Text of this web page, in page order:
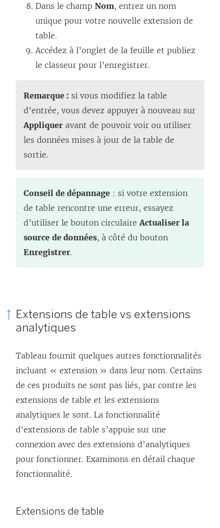
Dans le champ Nom, entrez un nom
unique pour votre nouvelle extension de
table.
Accédez à l’onglet de la feuille et publiez
le classeur pour l’enregistrer.
Remarque : si vous modifiez la table
d’entrée, vous devez appuyer à nouveau sur
Appliquer avant de pouvoir voir ou utiliser
les données mises à jour de la table de
sortie.
Conseil de dépannage : si votre extension
de table rencontre une erreur, essayez
d’utiliser le bouton circulaire Actualiser la
source de données, à côté du bouton
Enregistrer.
Extensions de table vs extensions
analytiques
Tableau fournit quelques autres fonctionnalités
incluant « extension » dans leur nom. Certains
de ces produits ne sont pas liés, par contre les
extensions de table et les extensions
analytiques le sont. La fonctionnalité
d’extensions de table s’appuie sur une
connexion avec des extensions d’analytiques
pour fonctionner. Examinons en détail chaque
fonctionnalité.
Extensions de table